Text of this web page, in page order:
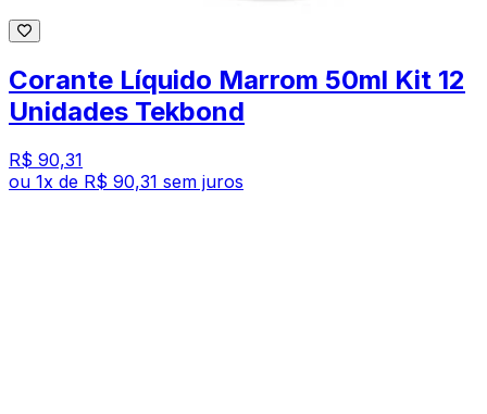
Corante Líquido Marrom 50ml Kit 12
Unidades Tekbond
R$ 90,31
ou 1x de R$ 90,31 sem juros